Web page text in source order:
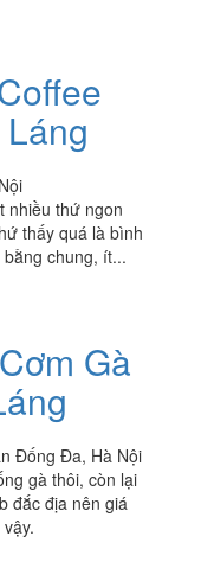
thấy quá là bình
chung, ít...
Gà
Đống Đa, Hà Nội